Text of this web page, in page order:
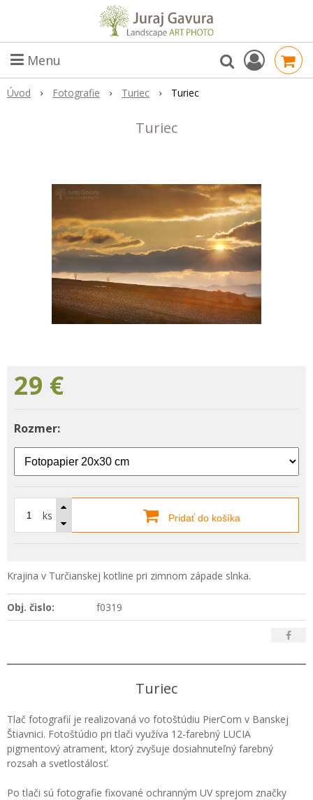
Menu
Úvod Fotografie Turiec Turiec
Turiec
29 €
Rozmer:
ks Pridať do košíka
Krajina v Turčianskej kotline pri zimnom západe slnka.
Obj. čislo: f0319
Turiec
Tlač fotografií je realizovaná vo fotoštúdiu PierCom v Banskej
Štiavnici. Fotoštúdio pri tlači využíva 12-farebný LUCIA
pigmentový atrament, ktorý zvyšuje dosiahnuteľný farebný
rozsah a svetlostálosť.
Po tlači sú fotografie fixované ochranným UV sprejom značky